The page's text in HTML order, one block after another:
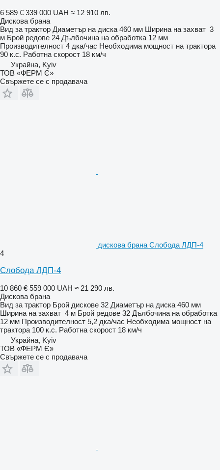
6 589 € 339 000 UAH ≈ 12 910 лв.
Дискова брана
Вид за трактор Диаметър на диска 460 мм Ширина на захват 3
м Брой редове 24 Дълбочина на обработка 12 мм
Производителност 4 дка/час Необходима мощност на трактора
90 к.с. Работна скорост 18 км/ч
Украйна, Kyiv
ТОВ «ФЕРМ Є»
Свържете се с продавача
дискова брана Слобода ЛДП-4
4
Слобода ЛДП-4
10 860 € 559 000 UAH ≈ 21 290 лв.
Дискова брана
Вид за трактор Брой дискове 32 Диаметър на диска 460 мм
Ширина на захват 4 м Брой редове 32 Дълбочина на обработка
12 мм Производителност 5,2 дка/час Необходима мощност на
трактора 100 к.с. Работна скорост 18 км/ч
Украйна, Kyiv
ТОВ «ФЕРМ Є»
Свържете се с продавача